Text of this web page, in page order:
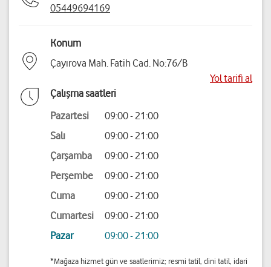
05449694169
Konum
Çayırova Mah. Fatih Cad. No:76/B
Yol tarifi al
Çalışma saatleri
Pazartesi
09:00 - 21:00
Salı
09:00 - 21:00
Çarşamba
09:00 - 21:00
Perşembe
09:00 - 21:00
Cuma
09:00 - 21:00
Cumartesi
09:00 - 21:00
Pazar
09:00 - 21:00
*Mağaza hizmet gün ve saatlerimiz; resmi tatil, dini tatil, idari